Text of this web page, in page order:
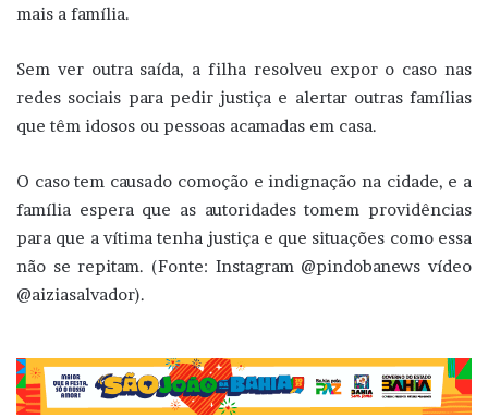
mais a família.
Sem ver outra saída, a filha resolveu expor o caso nas
redes sociais para pedir justiça e alertar outras famílias
que têm idosos ou pessoas acamadas em casa.
O caso tem causado comoção e indignação na cidade, e a
família espera que as autoridades tomem providências
para que a vítima tenha justiça e que situações como essa
não se repitam. (Fonte: Instagram @pindobanews vídeo
@aiziasalvador).